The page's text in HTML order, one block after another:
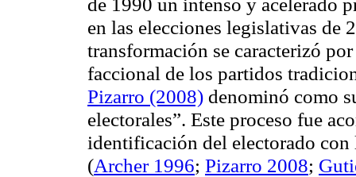
en las elecciones legislativas de
transformación se caracterizó
faccional de los partidos
Pizarro (2008) denominó como
electorales”. Este proceso fue
identificación del electorado
(Archer 1996; Pizarro 2008;